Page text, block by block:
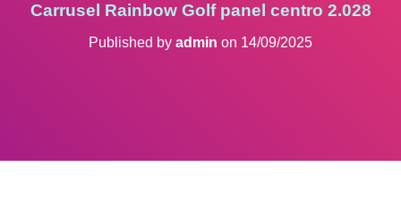
Carrusel Rainbow Golf panel centro 2.028
Published by admin on 14/09/2025